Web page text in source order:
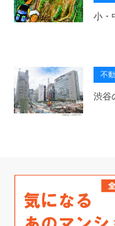
小・
不
渋谷